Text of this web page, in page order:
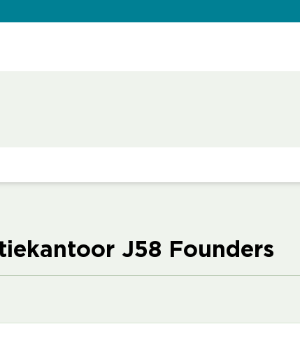
J58 Founders